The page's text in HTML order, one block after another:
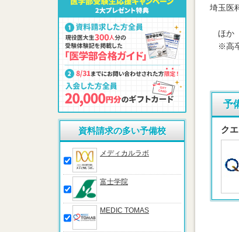
埼玉医
ほか
※高卒
予
ク
資料請求の多い予備校
メディカルラボ
富士学院
MEDIC TOMAS